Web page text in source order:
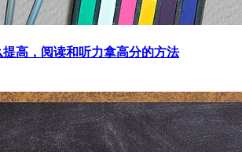
高，阅读和听力拿高分的方法